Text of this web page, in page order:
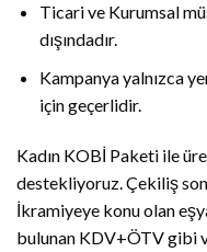
Ticari ve Kurumsal
dışındadır.
Kampanya yalnızca
için geçerlidir.
Kadın KOBİ Paketi ile
destekliyoruz.​ Çekiliş
İkramiyeye konu olan
bulunan KDV+ÖTV gibi